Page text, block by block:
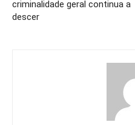
criminalidade geral continua a
descer